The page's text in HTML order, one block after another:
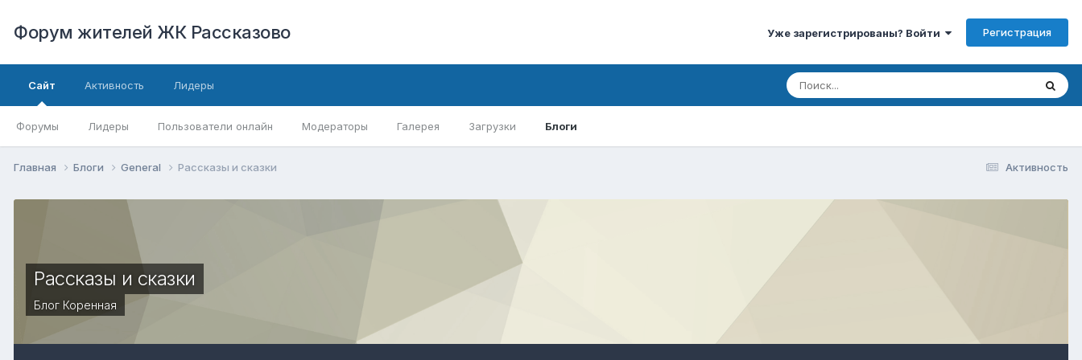
Форум жителей ЖК Рассказово Уже зарегистрированы? Войти Регистрация
Сайт
Форумы Лидеры Пользователи онлайн Модераторы Галерея Загрузки Блоги
Активность Лидеры
Активность
Главная Блоги General Рассказы и сказки
Рассказы и сказки
Блог Коренная